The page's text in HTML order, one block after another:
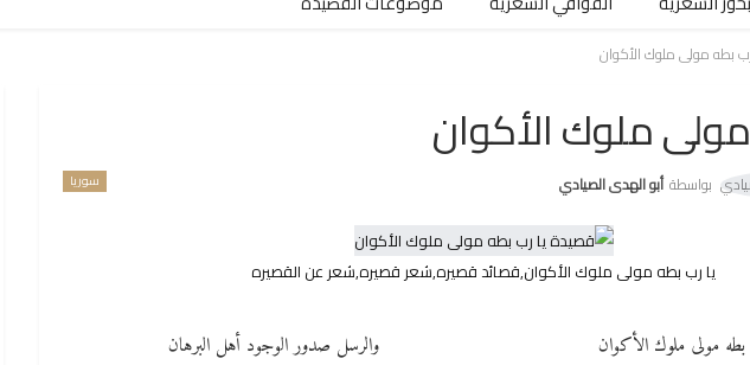
بطه مولى ملوك الأكوان
ملوك الأكوان
سوريا بواسطة أبو الهدى الصيادي
يا رب بطه مولى ملوك الأكوان,قصائد قصيره,شعر قصيره,شعر عن القصيره
مولى ملوك الأكوان
والرسل صدور الوجود أهل البرهان